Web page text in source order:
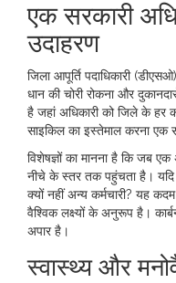
एक सरकारी
उदाहरण
जिला आपूर्ति पदाधिकारी
धान की चोरी रोकना और
है जहां अधिकारी को जिले के हर
साइकिल का इस्तेमाल करना एक
विशेषज्ञों का मानना है कि जब
नीचे के स्तर तक पहुंचता है।
क्यों नहीं अन्य कर्मचारी? यह
वैश्विक लक्ष्यों के अनुरूप है।
अपार है।
स्वास्थ्य और